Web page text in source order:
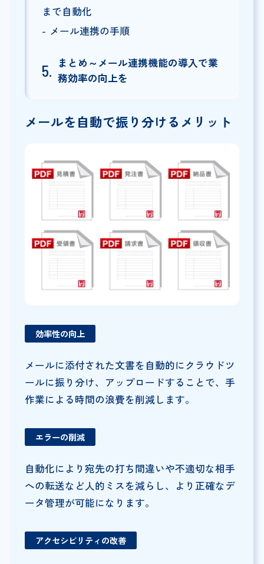
まで自動化
メール連携の手順
まとめ～メール連携機能の導入で業
務効率の向上を
メールを自動で振り分けるメリット
効率性の向上
メールに添付された文書を自動的にクラウドツ
ールに振り分け、アップロードすることで、手
作業による時間の浪費を削減します。
エラーの削減
自動化により宛先の打ち間違いや不適切な相手
への転送など人的ミスを減らし、より正確なデ
ータ管理が可能になります。
アクセシビリティの改善